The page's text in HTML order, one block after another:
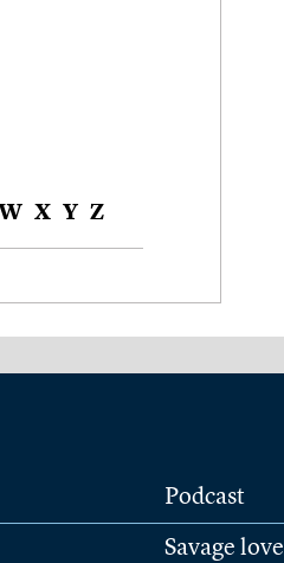
W X Y Z
Podcast
Savage love